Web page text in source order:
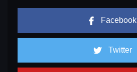
Facebook
Twitter